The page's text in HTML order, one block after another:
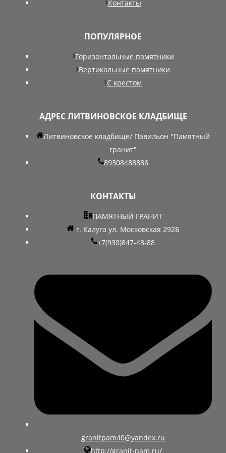
Контакты
ПОПУЛЯРНОЕ
Горизонтальные памятники
Вертикальные памятники
С крестом
АДРЕС ЛИТВИНОВСКОЕ КЛАДБИЩЕ
Литвиновское кладбище/ Павильон "Памятный
гранит"
89308488886
КОНТАКТЫ
ПАМЯТНЫЙ ГРАНИТ
г. Калуга ул. Московская 292Б
+7(930)847-48-88
granitpam40@yandex.ru
http://granit-pam.ru/